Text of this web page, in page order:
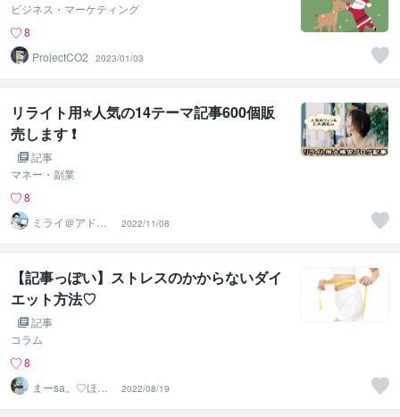
ビジネス・マーケティング
8
ProjectCO2
2023/01/03
リライト用⭐人気の14テーマ記事600個販
売します ❗
記事
マネー・副業
8
ミライ＠アドセ
ンス審査アドバ
イザー✨
2022/11/08
【記事っぽい】ストレスのかからないダイ
エット方法♡
記事
コラム
8
まーsa。♡ほの
ぼのブログ毎日
配信♡
2022/08/19